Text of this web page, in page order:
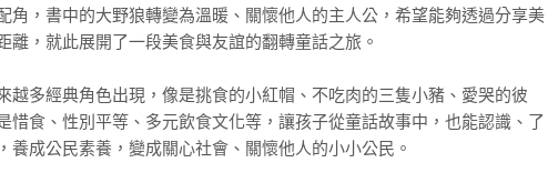
關注和思考的事物，作品也常被冠上議題的標籤，所以「小公民想一想」
納入了《大野狼的餐桌》中。
假如其中有讓你欣賞或好奇的料理，也許你可以做做看，希望能做出屬於
封鴨佐薯泥和蘋果紫高麗菜、老奶奶檸檬塔、紅酒燉梨（大人的專屬料
尊重、性別平等
，書中的大野狼轉變為溫暖、關懷他人的主人公，希望能夠透過分享美
離，就此展開了一段美食與友誼的翻轉童話之旅。
多經典角色出現，像是挑食的小紅帽、不吃肉的三隻小豬、愛哭的彼
食、性別平等、多元飲食文化等，讓孩子從童話故事中，也能認識、了
養成公民素養，變成關心社會、關懷他人的小小公民。